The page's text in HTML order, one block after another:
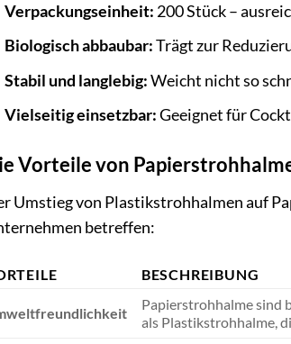
Verpackungseinheit: 200 Stück –
Biologisch abbaubar:Trägt zur
Stabil und langlebig:Weicht nicht so
Vielseitig einsetzbar:Geeignet für
Vorteile von
Umstieg von Plastikstrohhalmen auf
betreffen:
BESCHREIBUNG
Papierstrohhalme sind
als Plastikstrohhalme,